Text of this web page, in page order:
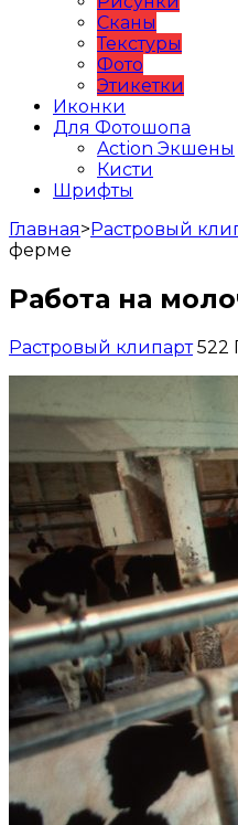
Сканы
Текстуры
Фото
Этикетки
Иконки
Для Фотошопа
Action Экшены
Кисти
Шрифты
Главная>Растровый
ферме
Работа на
Растровый клипарт 522